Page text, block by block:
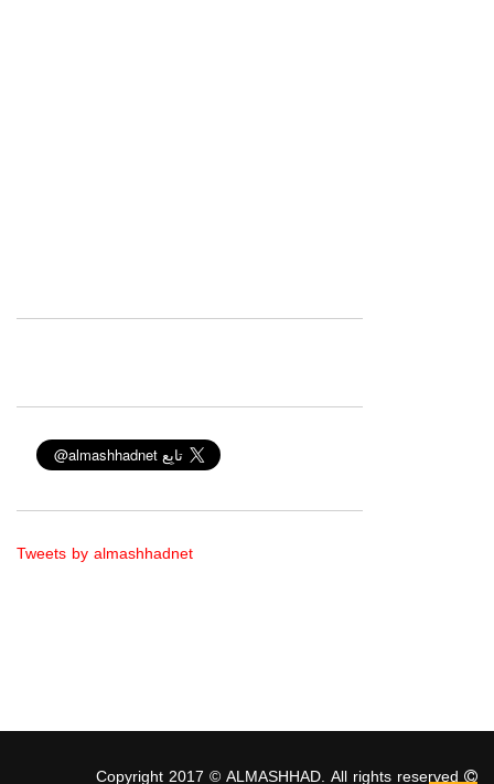
Tweets by almashhadnet
Copyright 2017 © ALMASHHAD. All rights reserved